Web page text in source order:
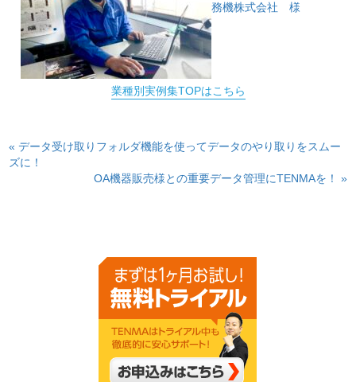
務機株式会社 様
業種別実例集TOPはこちら
« データ受け取りフォルダ機能を使ってデータのやり取りをスムー
ズに！
OA機器販売様との重要データ管理にTENMAを！ »